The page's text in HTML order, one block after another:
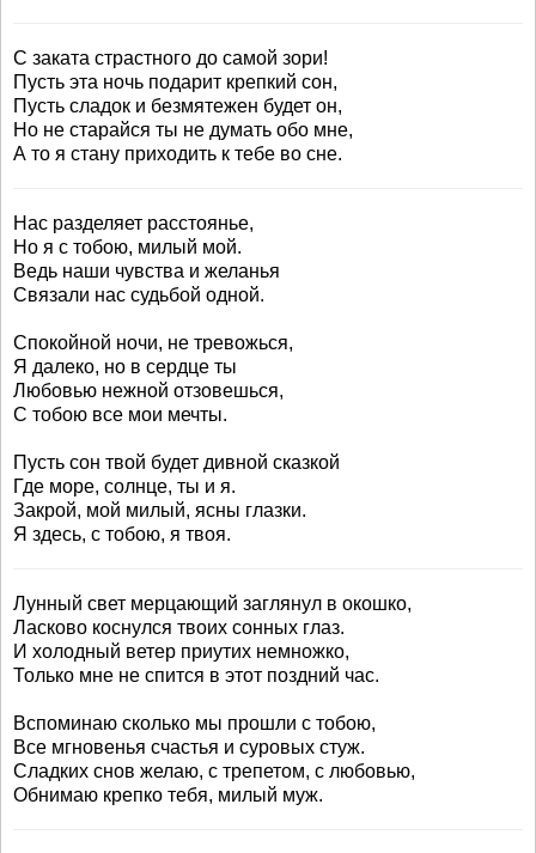
С заката страстного до самой зори!
Пусть эта ночь подарит крепкий сон,
Пусть сладок и безмятежен будет он,
Но не старайся ты не думать обо мне,
А то я стану приходить к тебе во сне.
Нас разделяет расстоянье,
Но я с тобою, милый мой.
Ведь наши чувства и желанья
Связали нас судьбой одной.
Спокойной ночи, не тревожься,
Я далеко, но в сердце ты
Любовью нежной отзовешься,
С тобою все мои мечты.
Пусть сон твой будет дивной сказкой
Где море, солнце, ты и я.
Закрой, мой милый, ясны глазки.
Я здесь, с тобою, я твоя.
Лунный свет мерцающий заглянул в окошко,
Ласково коснулся твоих сонных глаз.
И холодный ветер приутих немножко,
Только мне не спится в этот поздний час.
Вспоминаю сколько мы прошли с тобою,
Все мгновенья счастья и суровых стуж.
Сладких снов желаю, с трепетом, с любовью,
Обнимаю крепко тебя, милый муж.